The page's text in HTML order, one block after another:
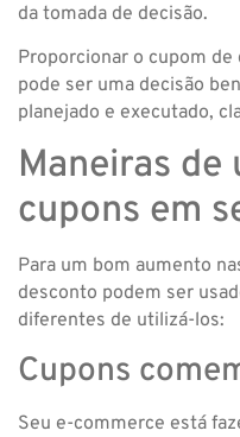
da tomada de decisão.
Proporcionar o cupom
pode ser uma decisão
planejado e executado,
Maneiras
cupons em
Para um bom aumento
desconto podem ser
diferentes de utilizá-los:
Cupons
Seu e-commerce está